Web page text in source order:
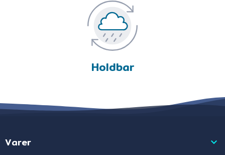
Holdbar
Varer 